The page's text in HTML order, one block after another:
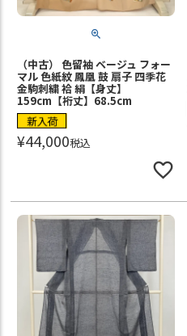
（中古） 色留袖 ベージュ フォー
マル 色紙紋 鳳凰 鼓 扇子 四季花
金駒刺繍 袷 絹【身丈】
159cm【裄丈】68.5cm
新入荷
¥44,000税込